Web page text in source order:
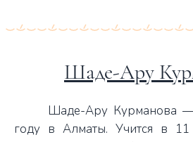
Шаде-Ару
Шаде-Ару Курманова
году в Алматы. Учится в 11